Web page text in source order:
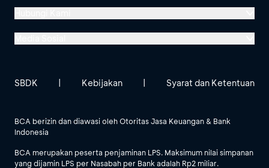
Menara BCA, Grand Indonesia
Jl. MH Thamrin No. 1
Lihat Semua Media Sosial
BCA berizin dan diawasi oleh Otoritas Jasa Keuangan & Bank
Indonesia
BCA merupakan peserta penjaminan LPS. Maksimum nilai simpanan
yang dijamin LPS per Nasabah per Bank adalah Rp2 miliar.
SBDK | Kebijakan | Syarat dan Ketentuan